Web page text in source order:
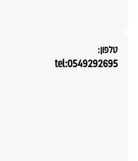
טלפון:
tel:0549292695